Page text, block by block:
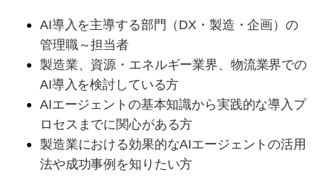
AI導入を主導する部門（DX・製造・企画）の
管理職～担当者
製造業、資源・エネルギー業界、物流業界での
AI導入を検討している方
AIエージェントの基本知識から実践的な導入プ
ロセスまでに関心がある方
製造業における効果的なAIエージェントの活用
法や成功事例を知りたい方